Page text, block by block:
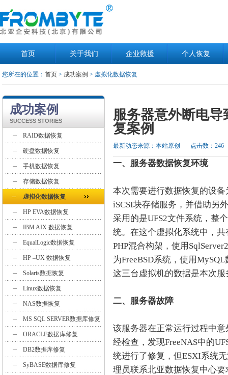
首页 关于我们 企业救援 个人恢复
您所在的位置： 首页> 成功案例 > 虚拟化数据恢复
成功案例
SUCCESS STORIES
RAID数据恢复
硬盘数据恢复
手机数据恢复
存储数据恢复
虚拟化数据恢复
HP EVA数据恢复
IBM AIX 数据恢复
EqualLogic数据恢复
HP –UX 数据恢复
Solaris数据恢复
Linux数据恢复
NAS数据恢复
MS SQL SERVER数据库修复
ORACLE数据库修复
DB2数据库修复
SyBASE数据库修复
服务器意外断电
复案例
最新动态来源：本站原创 点击数：246
一、服务器数据恢复环境
本次需要进行数据恢复的设
iSCSI块存储服务，并借助另
采用的是UFS2文件系统，整
统。在这个虚拟化系统中，共
PHP混合构架，使用
为FreeBSD系统，使用
这三台虚拟机的数据是本次
二、服务器故障
该服务器在正常运行过程中
经检查，发现FreeNAS中的
统进行了修复，但ESXI系统
理员联系北亚数据恢复中心